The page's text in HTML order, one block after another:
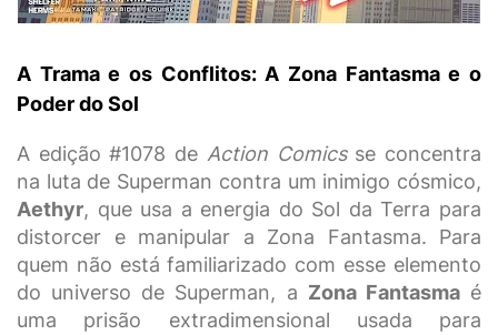
A Trama e os Conflitos: A Zona Fantasma e o
Poder do Sol
A edição #1078 de Action Comicsse concentra
na luta de Superman contra um inimigo cósmico,
Aethyr, que usa a energia do Sol da Terra para
distorcer e manipular a Zona Fantasma. Para
quem não está familiarizado com esse elemento
do universo de Superman, a Zona Fantasmaé
uma prisão extradimensional usada para